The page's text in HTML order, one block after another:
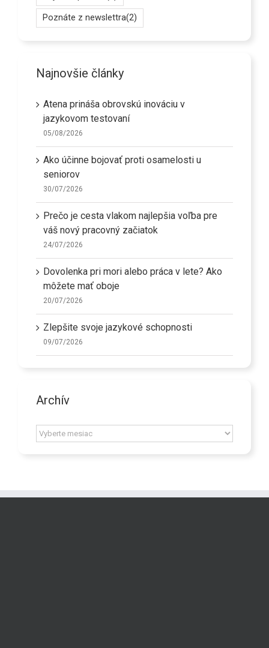
Poznáte z newslettra(2)
Najnovšie články
Atena prináša obrovskú inováciu v
jazykovom testovaní
05/08/2026
Ako účinne bojovať proti osamelosti u
seniorov
30/07/2026
Prečo je cesta vlakom najlepšia voľba pre
váš nový pracovný začiatok
24/07/2026
Dovolenka pri mori alebo práca v lete? Ako
môžete mať oboje
20/07/2026
Zlepšite svoje jazykové schopnosti
09/07/2026
Archív
Archív